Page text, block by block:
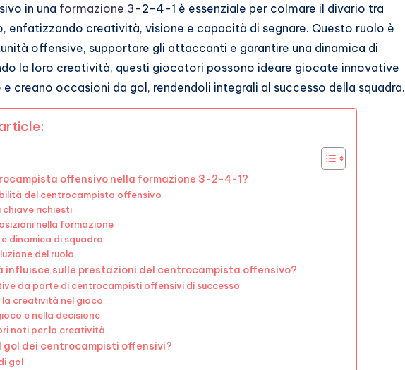
in una formazione 3 -2-4-1 è essenziale per colmare il divario tra
creatività, visione e capacità di segnare. Questo ruolo è
offensive, supportare gli attaccanti e garantire una dinamica di
la loro creatività, questi giocatori possono ideare giocate innovative
creano occasioni da gol, rendendoli integrali al successo della squadra.
offensivo nella formazione 3-2-4-1?
del centrocampista offensivo
richiesti
nella formazione
dinamica di squadra
del ruolo
influisce sulle prestazioni del centrocampista offensivo?
da parte di centrocampisti offensivi di successo
la creatività nel gioco
e nella decisione
noti per la creatività
gol dei centrocampisti offensivi?
gol